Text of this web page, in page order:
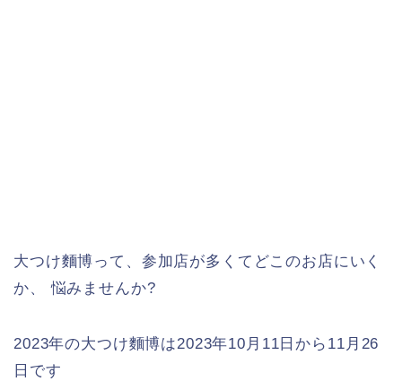
大つけ麵博って、参加店が多くてどこのお店にいく
か、 悩みませんか?
2023年の大つけ麵博は2023年10月11日から11月26
日です